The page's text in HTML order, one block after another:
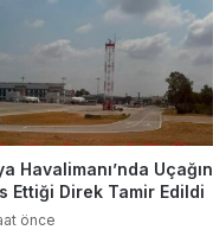
Havalimanı’nda Uçağın
Ettiği Direk Tamir Edildi
önce